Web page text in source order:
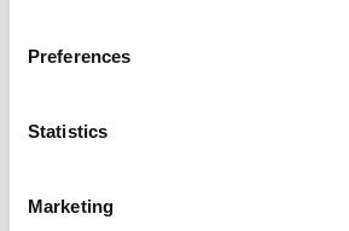
Collect information about your
meters
Identify your device by
Find out more about how your
Preferences
Statistics
Marketing
ヘルプセンター